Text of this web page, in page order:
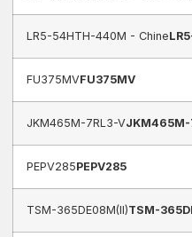
LR5-54HTH-440M - Chine
FU375MVFU375MV
JKM465M-7RL3-VJKM465M-
PEPV285PEPV285
TSM-365DE08M(II)TSM-